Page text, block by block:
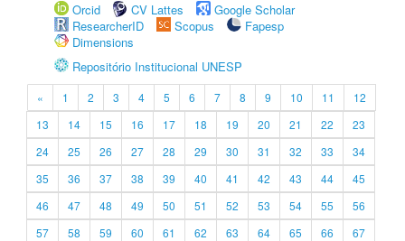
Orcid
CV Lattes
Google Scholar
ResearcherID
Scopus
Fapesp
Dimensions
Repositório Institucional UNESP
« 1 2 3 4 5 6 7 8 9 10 11
12
13
14 15 16 17 18 19 20 21 22
23
24
25 26 27 28 29 30 31 32 33
34
35
36 37 38 39 40 41 42 43 44
45
46
47 48 49 50 51 52 53 54 55
56
57
58 59 60 61 62 63 64 65 66
67